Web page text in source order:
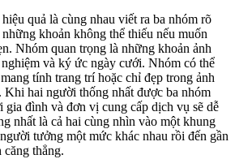
quả là cùng nhau viết ra ba nhóm rõ
khoản không thể thiếu nếu muốn
Nhóm quan trọng là những khoản ảnh
và ký ức ngày cưới. Nhóm có thể
tính trang trí hoặc chỉ đẹp trong ảnh
hai người thống nhất được ba nhóm
gia đình và đơn vị cung cấp dịch vụ sẽ dễ
nhất là cả hai cùng nhìn vào một khung
tưởng một mức khác nhau rồi đến gần
thẳng.